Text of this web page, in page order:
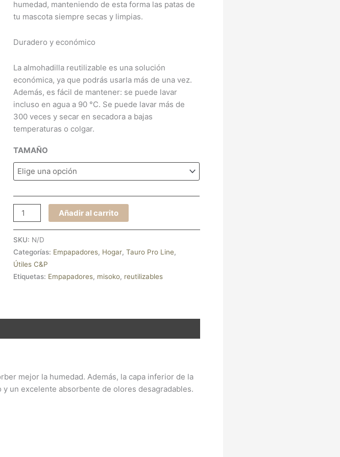
humedad, manteniendo de esta forma las patas de
tu mascota siempre secas y limpias.
Duradero y económico
La almohadilla reutilizable es una solución
económica, ya que podrás usarla más de una vez.
Además, es fácil de mantener: se puede lavar
incluso en agua a 90 °C. Se puede lavar más de
300 veces y secar en secadora a bajas
temperaturas o colgar.
TAMAÑO
Añadir al carrito
SKU: N/D
Categorías: Empapadores, Hogar, Tauro Pro Line,
Útiles C&P
Etiquetas: Empapadores, misoko, reutilizables
mejor la humedad. Además, la capa inferior de la
un excelente absorbente de olores desagradables.